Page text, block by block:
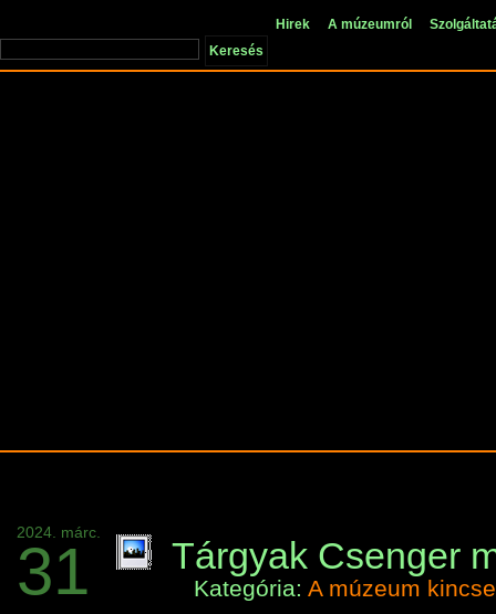
Hirek A múzeumról
2024. márc.
31 Tárgyak Csenger
Kategória: A múzeum